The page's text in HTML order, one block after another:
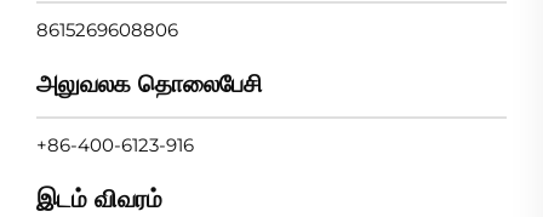
8615269608806
அலுவலக தொலைபேசி
+86-400-6123-916
இடம் விவரம்